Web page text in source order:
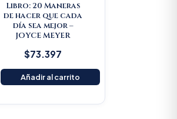
Libro: 20 Maneras
de hacer que cada
día sea mejor –
JOYCE MEYER
$73.397
Añadir al carrito